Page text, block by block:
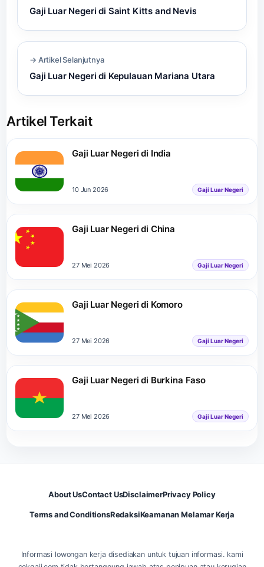
Gaji Luar Negeri di Saint Kitts and Nevis
→ Artikel Selanjutnya
Gaji Luar Negeri di Kepulauan Mariana Utara
Artikel Terkait
Gaji Luar Negeri di India
10 Jun 2026 Gaji Luar Negeri
Gaji Luar Negeri di China
27 Mei 2026 Gaji Luar Negeri
Gaji Luar Negeri di Komoro
27 Mei 2026 Gaji Luar Negeri
Gaji Luar Negeri di Burkina Faso
27 Mei 2026 Gaji Luar Negeri
About UsContact UsDisclaimerPrivacy Policy
Terms and ConditionsRedaksiKeamanan Melamar Kerja
Informasi lowongan kerja disediakan untuk tujuan informasi. kami